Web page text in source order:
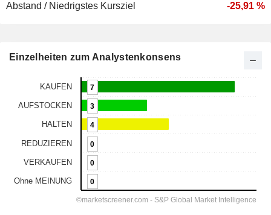
Abstand / Niedrigstes Kursziel
-25,91 %
Einzelheiten zum Analystenkonsens